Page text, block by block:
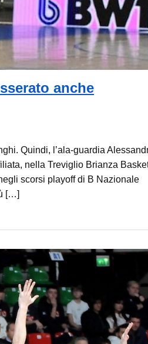
anche
Quindi, l’ala-guardia
nella Treviglio Brianza
scorsi playoff di B Nazionale
[…]